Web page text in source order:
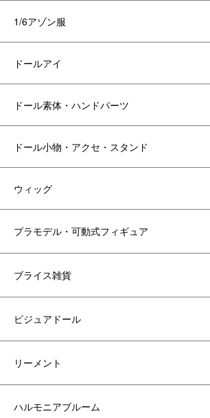
1/6アゾン服
ドールアイ
ドール素体・ハンドパーツ
ドール小物・アクセ・スタンド
ウィッグ
プラモデル・可動式フィギュア
ブライス雑貨
ビジュアドール
リーメント
ハルモニアブルーム